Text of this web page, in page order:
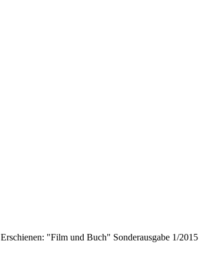
Erschienen: "Film und Buch" Sonderausgabe 1/2015